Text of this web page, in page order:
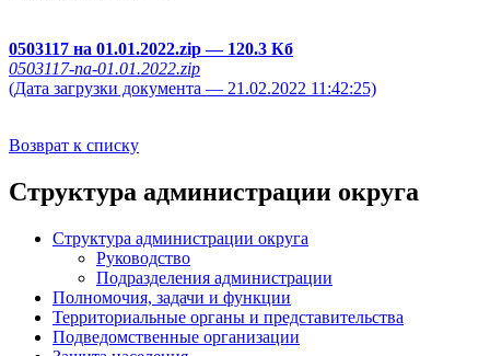
0503117 на 01.01.2022.zip— 120.3 Кб
0503117-na-01.01.2022.zip
(Дата загрузки документа — 21.02.2022 11:42:25)
Возврат к списку
Структура администрации округа
Структура администрации округа
Руководство
Подразделения администрации
Полномочия, задачи и функции
Территориальные органы и представительства
Подведомственные организации